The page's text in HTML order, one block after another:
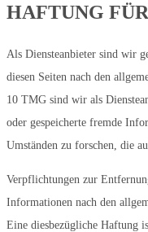
HAFTUNG
Als Diensteanbieter sind wir
diesen Seiten nach den
10 TMG sind wir als
oder gespeicherte fremde
Umständen zu forschen, die
Verpflichtungen zur
Informationen nach den
Eine diesbezügliche Haftung